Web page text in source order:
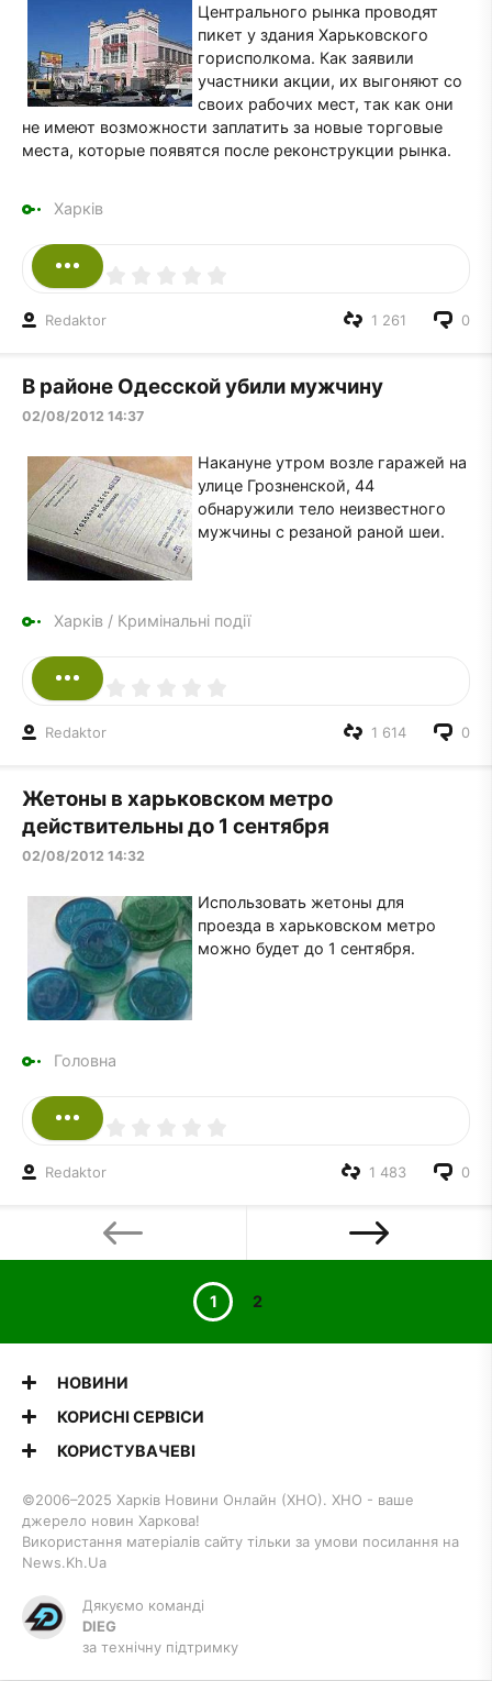
Центрального рынка проводят
пикет у здания Харьковского
горисполкома. Как заявили
участники акции, их выгоняют со
своих рабочих мест, так как они
не имеют возможности заплатить за новые торговые
места, которые появятся после реконструкции рынка.
Харків
Redaktor 0
1 261
В районе Одесской убили мужчину
02/08/2012 14:37
Накануне утром возле гаражей на
улице Грозненской, 44
обнаружили тело неизвестного
мужчины с резаной раной шеи.
Харків / Кримінальні події
Redaktor 0
1 614
Жетоны в харьковском метро
действительны до 1 сентября
02/08/2012 14:32
Использовать жетоны для
проезда в харьковском метро
можно будет до 1 сентября.
Головна
Redaktor 0
1 483
1 2
НОВИНИ
КОРИСНІ СЕРВІСИ
КОРИСТУВАЧЕВІ
©2006–2025 Харків Новини Онлайн (ХНО). ХНО - ваше
джерело новин Харкова!
Використання матеріалів сайту тільки за умови посилання на
News.Kh.Ua
Дякуємо команді
DIEG
за технічну підтримку